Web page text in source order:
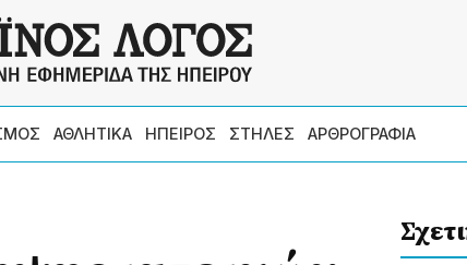
ΑΘΛΗΤΙΚΑ ΗΠΕΙΡΟΣ ΣΤΗΛΕΣ ΑΡΘΡΟΓΡΑΦΙΑ